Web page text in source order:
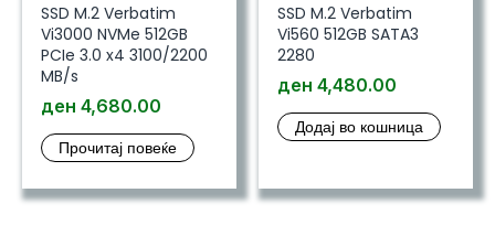
SSD M.2 Verbatim
Vi3000 NVMe 512GB
PCIe 3.0 x4 3100/2200
MB/s
ден 4,680.00
Прочитај повеќе
SSD M.2 Verbatim
Vi560 512GB SATA3
2280
ден 4,480.00
Додај во кошница